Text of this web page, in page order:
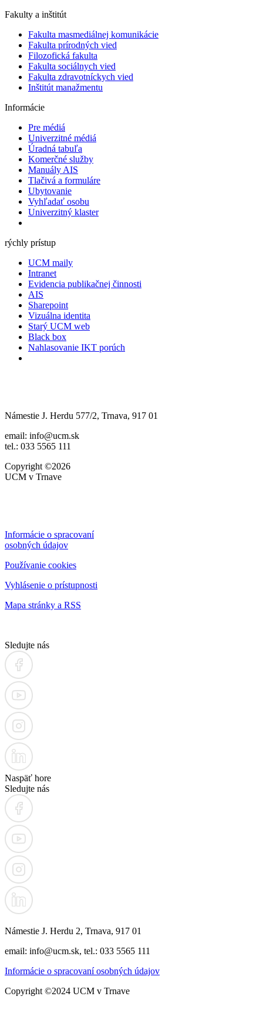
Fakulty a inštitút
Fakulta masmediálnej komunikácie
Fakulta prírodných vied
Filozofická fakulta
Fakulta ​sociálnych vied
Fakulta zdravotníckych vied
Inštitút manažmentu
Informácie
Pre médiá
Univerzitné médiá
Úradná tabuľa
Komerčné služby
Manuály AIS
Tlačivá a formuláre
Ubytovanie
Vyhľadať osobu
Univerzitný klaster
rýchly prístup
UCM maily
Intranet
Evidencia publikačnej činnosti
AIS
Sharepoint
Vizuálna identita
Starý UCM web
Black box
Nahlasovanie IKT porúch
Námestie J. Herdu 577/2, Trnava, 917 01
email: info@ucm.sk
tel.: 033 5565 111
Copyright ©2026
UCM v Trnave
Informácie o spracovaní
osobných údajov
Používanie cookies
Vyhlásenie o prístupnosti
Mapa stránky a RSS
Sledujte nás
Naspäť hore
Sledujte nás
Námestie J. Herdu 2, Trnava, 917 01
email: info@ucm.sk, tel.: 033 5565 111
Informácie o spracovaní osobných údajov
Copyright ©2024 UCM v Trnave